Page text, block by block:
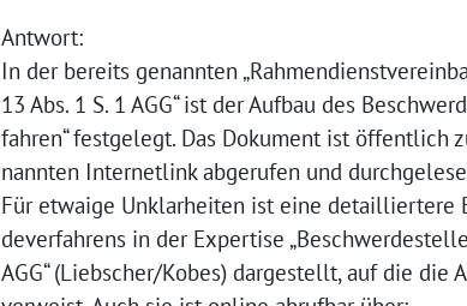
Antwort:
In der bereits genannten
13 Abs. 1 S. 1 AGG“ ist der Aufbau des
fahren“ festgelegt. Das Dokument ist öffentlich
nannten Internetlink abgerufen und
Für etwaige Unklarheiten ist eine detailliertere
deverfahrens in der Expertise
AGG“ (Liebscher/Kobes) dargestellt, auf die